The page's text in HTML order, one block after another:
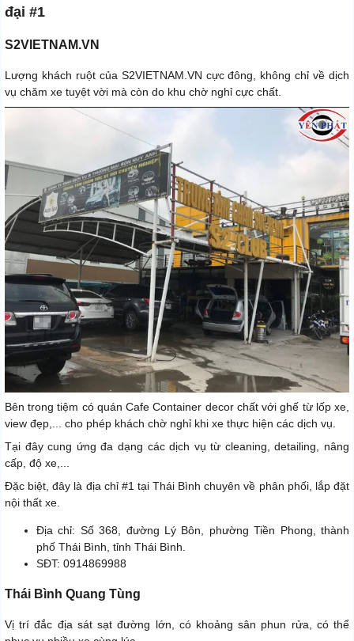
đại #1
S2VIETNAM.VN
Lượng khách ruột của S2VIETNAM.VN cực đông, không chỉ về dịch
vụ chăm xe tuyệt vời mà còn do khu chờ nghỉ cực chất.
Bên trong tiệm có quán Cafe Container decor chất với ghế từ lốp xe,
view đẹp,... cho phép khách chờ nghỉ khi xe thực hiện các dịch vụ.
Tại đây cung ứng đa dạng các dịch vụ từ cleaning, detailing, nâng
cấp, độ xe,...
Đặc biệt, đây là địa chỉ #1 tại Thái Bình chuyên về phân phối, lắp đặt
nội thất xe.
Địa chỉ: Số 368, đường Lý Bôn, phường Tiền Phong, thành
phố Thái Bình, tỉnh Thái Bình.
SĐT: 0914869988
Thái Bình Quang Tùng
Vị trí đắc địa sát sạt đường lớn, có khoảng sân phun rửa, có thể